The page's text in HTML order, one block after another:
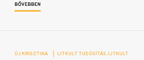
BŐVEBBEN
ÚJ KRISZTINA LITKULT TUDÓSÍTÁS LITKULT